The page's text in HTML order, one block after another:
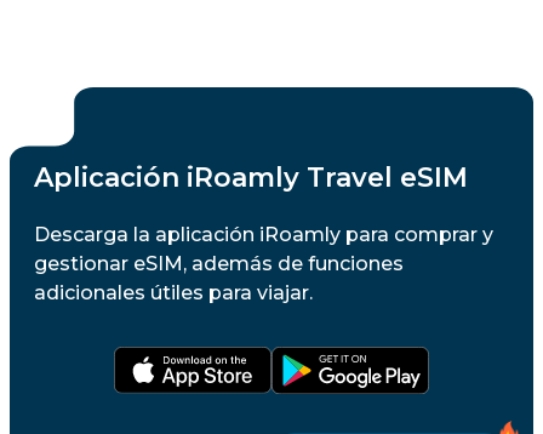
Aplicación iRoamly Travel eSIM
Descarga la aplicación iRoamly para comprar y
gestionar eSIM, además de funciones
adicionales útiles para viajar.